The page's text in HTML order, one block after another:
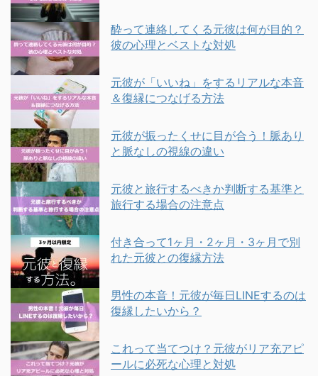
酔って連絡してくる元彼は何が目的？
彼の心理とベストな対処
元彼が「いいね」をするリアルな本音
＆復縁につなげる方法
元彼が振ったくせに目が合う！脈あり
と脈なしの視線の違い
元彼と旅行するべきか判断する基準と
旅行する場合の注意点
付き合って1ヶ月・2ヶ月・3ヶ月で別
れた元彼との復縁方法
男性の本音！元彼が毎日LINEするのは
復縁したいから？
これって当てつけ？元彼がリア充アピ
ールに必死な心理と対処